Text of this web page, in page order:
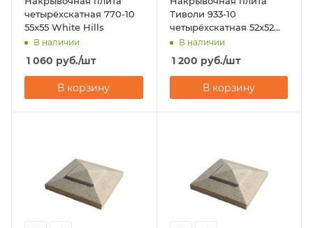
четырёхскатная 770-10
55x55 White Hills
В наличии
1 060 руб./шт
В корзину
Тиволи 933-10
четырёхскатная 52x52
White Hills
В наличии
1 200 руб./шт
В корзину